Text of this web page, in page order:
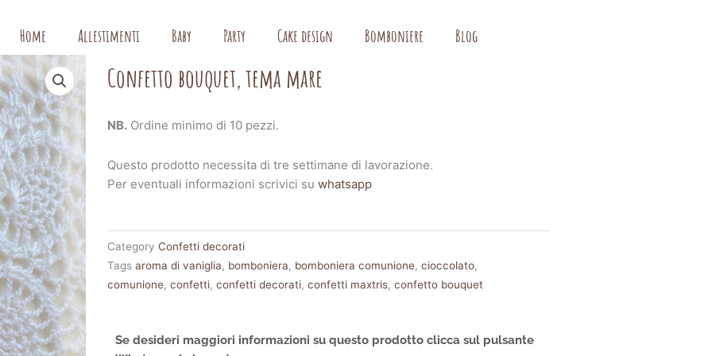
Home Allestimenti Baby Party Cake design Bomboniere Blog
Confetto bouquet, tema mare
NB. Ordine minimo di 10 pezzi.
Questo prodotto necessita di tre settimane di lavorazione.
Per eventuali informazioni scrivici suwhatsapp
Category Confetti decorati
Tags aroma di vaniglia, bomboniera, bomboniera comunione,cioccolato,
comunione,confetti,confetti decorati,confetti maxtris,confetto bouquet
Se desideri maggiori informazioni su questo prodotto clicca sul pulsante